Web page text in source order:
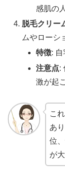
感肌の
脱毛クリー
ムやローシ
特徴:
注意点:
激が起
こ
あ
位
が